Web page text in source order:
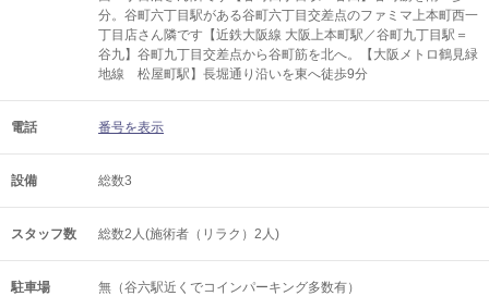
分。谷町六丁目駅がある谷町六丁目交差点のファミマ上本町西一
丁目店さん隣です【近鉄大阪線 大阪上本町駅／谷町九丁目駅＝
谷九】谷町九丁目交差点から谷町筋を北へ。【大阪メトロ鶴見緑
地線 松屋町駅】長堀通り沿いを東へ徒歩9分
電話 番号を表示
設備 総数3
スタッフ数 総数2人(施術者（リラク）2人)
駐車場 無（谷六駅近くでコインパーキング多数有）